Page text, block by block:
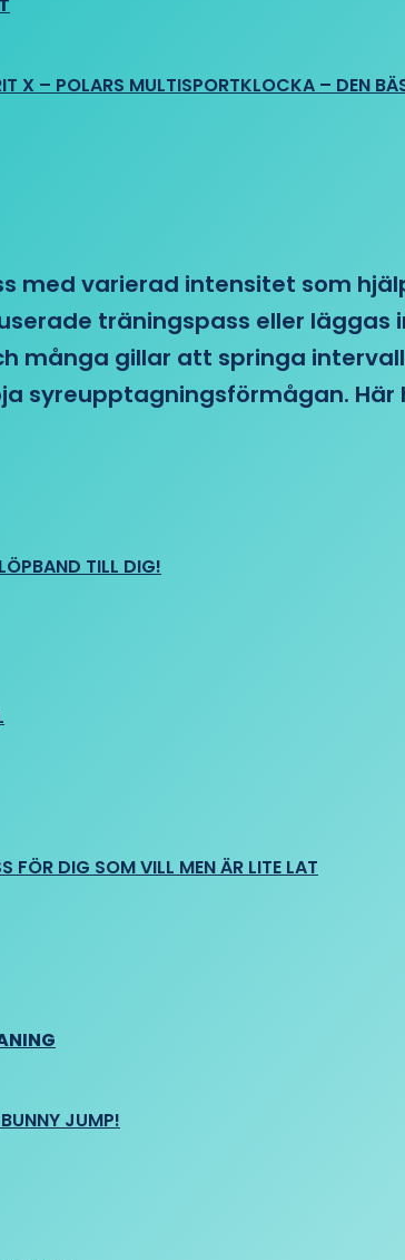
X – POLARS MULTISPORTKLOCKA – DEN
med varierad intensitet som
träningspass eller
många gillar att springa
syreupptagningsförmågan.
TILL DIG!
FÖR DIG SOM VILL MEN ÄR LITE LAT
JUMP!